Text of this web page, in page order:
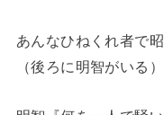
あんなひねくれ者で
（後ろに明智がいる）